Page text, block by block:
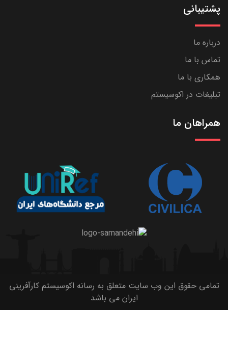
پشتیبانی
درباره ما
تماس با ما
همکاری با ما
تبلیغات در اکوسیستم
همراهان ما
تمامی حقوق این وب سایت متعلق به رسانه اکوسیستم کارآفرینی
ایران می باشد